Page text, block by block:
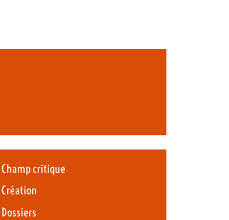
Champ critique
Création
Dossiers